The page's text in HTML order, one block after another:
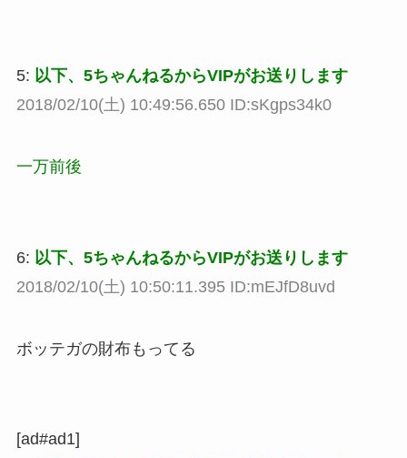
5: 以下、5ちゃんねるからVIPがお送りします
2018/02/10(土) 10:49:56.650 ID:sKgps34k0
一万前後
6: 以下、5ちゃんねるからVIPがお送りします
2018/02/10(土) 10:50:11.395 ID:mEJfD8uvd
ボッテガの財布もってる
[ad#ad1]